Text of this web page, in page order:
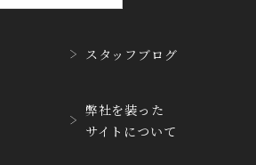
HARRY WINSTON
スタッフブログ
弊社を装った
サイトについて